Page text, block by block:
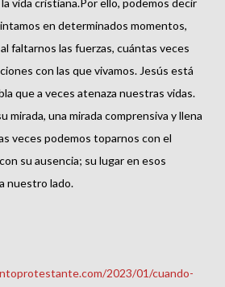
en determinados momentos,
faltarnos las fuerzas, cuántas veces
con las que vivamos. Jesús está
que a veces atenaza nuestras vidas.
mirada, una mirada comprensiva y llena
veces podemos toparnos con el
su ausencia; su lugar en esos
nuestro lado.
2023/01/cuando-